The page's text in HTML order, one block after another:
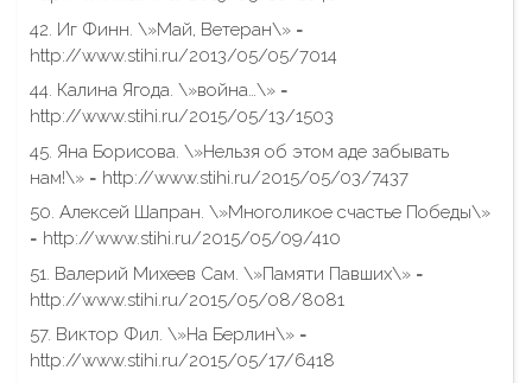
42. Иг Финн. \»Май, Ветеран\» =
http://www.stihi.ru/2013/05/05/7014
44. Калина Ягода. \»война…\» =
http://www.stihi.ru/2015/05/13/1503
45. Яна Борисова. \»Нельзя об этом аде забывать
нам!\» = http://www.stihi.ru/2015/05/03/7437
50. Алексей Шапран. \»Многоликое счастье Победы\»
= http://www.stihi.ru/2015/05/09/410
51. Валерий Михеев Сам. \»Памяти Павших\» =
http://www.stihi.ru/2015/05/08/8081
57. Виктор Фил. \»На Берлин\» =
http://www.stihi.ru/2015/05/17/6418